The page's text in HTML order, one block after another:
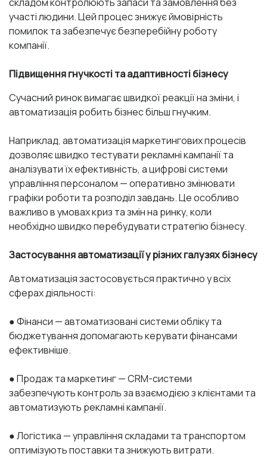
участі людини. Цей процес знижує ймовірність
помилок та забезпечує безперебійну роботу
компанії.
Підвищення гнучкості та адаптивності бізнесу
Сучасний ринок вимагає швидкої реакції на зміни, і
автоматизація робить бізнес більш гнучким.
Наприклад, автоматизація маркетингових процесів
дозволяє швидко тестувати рекламні кампанії та
аналізувати їх ефективність, а цифрові системи
управління персоналом — оперативно змінювати
графіки роботи та розподіл завдань. Це особливо
важливо в умовах криз та змін на ринку, коли
необхідно швидко перебудувати стратегію бізнесу.
Застосування автоматизації у різних галузях бізнесу
Автоматизація застосовується практично у всіх
сферах діяльності:
● Фінанси — автоматизовані системи обліку та
бюджетування допомагають керувати фінансами
ефективніше.
● Продаж та маркетинг — CRM-системи
забезпечують контроль за взаємодією з клієнтами та
автоматизують рекламні кампанії.
● Логістика — управління складами та транспортом
оптимізують поставки та знижують витрати.